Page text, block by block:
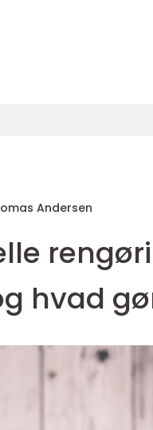
Andersen
hvad